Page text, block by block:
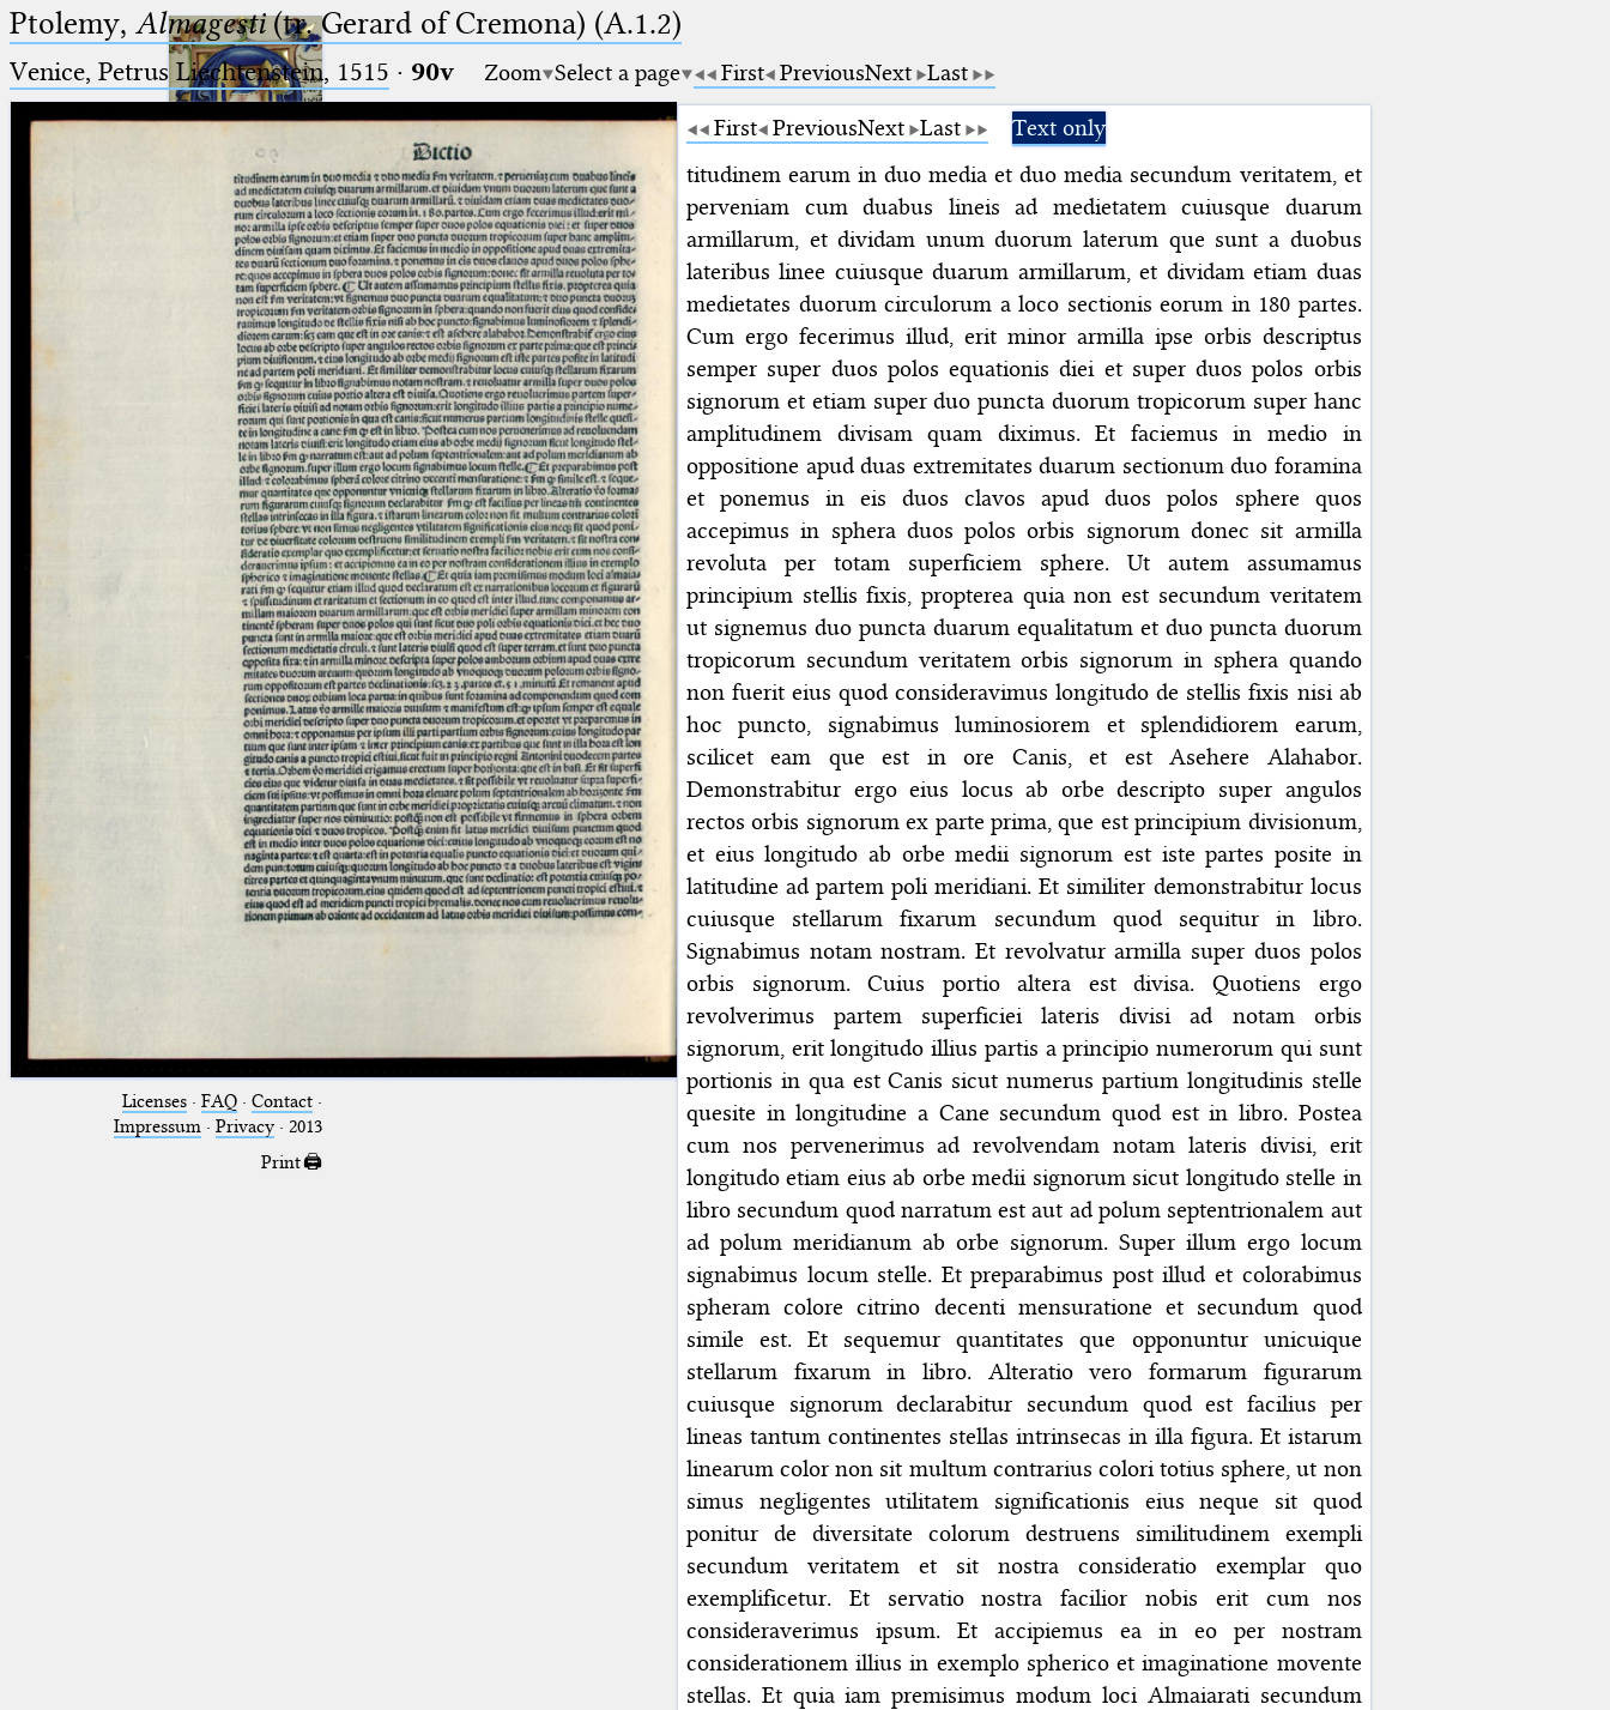
Ptolemaeus
Arabus et Latinus
(the underscore) is the placeholder
for exactly one character.
placeholder for no, one or more
(two percent signs) is the
placeholder for no, one or more
than one character, but not for
blank space (so that a search ends
🔎︎
Start
Project
Team
News
Jobs
Publications
Conference
Arabic Works
Arabic Manuscripts
Latin Works
Latin Manuscripts
Latin Early Prints
Images
Texts
Licenses· FAQ· Contact·
Impressum· Privacy· 2013
Print 🖨
Ptolemy, Almagesti(tr. Gerard of Cremona) (A.1.2)
Venice, Petrus Liechtenstein, 1515 · 90v Zoom Select a page First PreviousNext Last
First PreviousNext Last
Text only
titudinem earum in duo media et duo media secundum veritatem, et
perveniam cum duabus lineis ad medietatem cuiusque duarum
armillarum, et dividam unum duorum laterum que sunt a duobus
lateribus linee cuiusque duarum armillarum, et dividam etiam duas
medietates duorum circulorum a loco sectionis eorum in 180 partes.
Cum ergo fecerimus illud, erit minor armilla ipse orbis descriptus
semper super duos polos equationis diei et super duos polos orbis
signorum et etiam super duo puncta duorum tropicorum super hanc
amplitudinem divisam quam diximus. Et faciemus in medio in
oppositione apud duas extremitates duarum sectionum duo foramina
et ponemus in eis duos clavos apud duos polos sphere quos
accepimus in sphera duos polos orbis signorum donec sit armilla
revoluta per totam superficiem sphere. Ut autem assumamus
principium stellis fixis, propterea quia non est secundum veritatem
ut signemus duo puncta duarum equalitatum et duo puncta duorum
tropicorum secundum veritatem orbis signorum in sphera quando
non fuerit eius quod consideravimus longitudo de stellis fixis nisi ab
hoc puncto, signabimus luminosiorem et splendidiorem earum,
scilicet eam que est in ore Canis, et est Asehere Alahabor.
Demonstrabitur ergo eius locus ab orbe descripto super angulos
rectos orbis signorum ex parte prima, que est principium divisionum,
et eius longitudo ab orbe medii signorum est iste partes posite in
latitudine ad partem poli meridiani. Et similiter demonstrabitur locus
cuiusque stellarum fixarum secundum quod sequitur in libro.
Signabimus notam nostram. Et revolvatur armilla super duos polos
orbis signorum. Cuius portio altera est divisa. Quotiens ergo
revolverimus partem superficiei lateris divisi ad notam orbis
signorum, erit longitudo illius partis a principio numerorum qui sunt
portionis in qua est Canis sicut numerus partium longitudinis stelle
quesite in longitudine a Cane secundum quod est in libro. Postea
cum nos pervenerimus ad revolvendam notam lateris divisi, erit
longitudo etiam eius ab orbe medii signorum sicut longitudo stelle in
libro secundum quod narratum est aut ad polum septentrionalem aut
ad polum meridianum ab orbe signorum. Super illum ergo locum
signabimus locum stelle. Et preparabimus post illud et colorabimus
spheram colore citrino decenti mensuratione et secundum quod
simile est. Et sequemur quantitates que opponuntur unicuique
stellarum fixarum in libro. Alteratio vero formarum figurarum
cuiusque signorum declarabitur secundum quod est facilius per
lineas tantum continentes stellas intrinsecas in illa figura. Et istarum
linearum color non sit multum contrarius colori totius sphere, ut non
simus negligentes utilitatem significationis eius neque sit quod
ponitur de diversitate colorum destruens similitudinem exempli
secundum veritatem et sit nostra consideratio exemplar quo
exemplificetur. Et servatio nostra facilior nobis erit cum nos
consideraverimus ipsum. Et accipiemus ea in eo per nostram
considerationem illius in exemplo spherico et imaginatione movente
stellas. Et quia iam premisimus modum loci Almaiarati secundum